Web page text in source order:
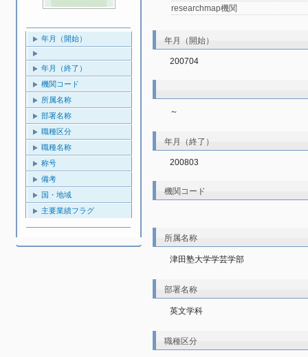
年月（開始）
年月（終了）
機関コード
所属名称
部署名称
職種区分
職種名称
称号
備考
国・地域
主要業績フラグ
researchmap機関
年月（開始）
200704
～
年月（終了）
200803
機関コード
所属名称
津田塾大学学芸学部
部署名称
英文学科
職種区分